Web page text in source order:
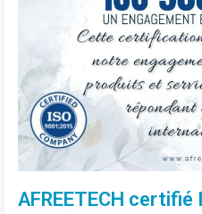
AFREETECH